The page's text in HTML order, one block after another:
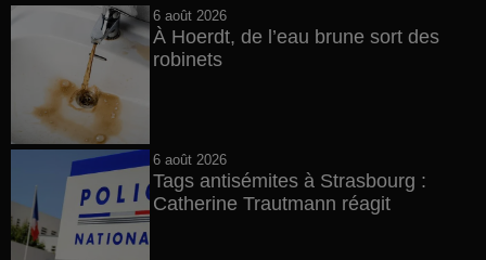
6 août 2026
À Hoerdt, de l’eau brune sort des
robinets
6 août 2026
Tags antisémites à Strasbourg :
Catherine Trautmann réagit